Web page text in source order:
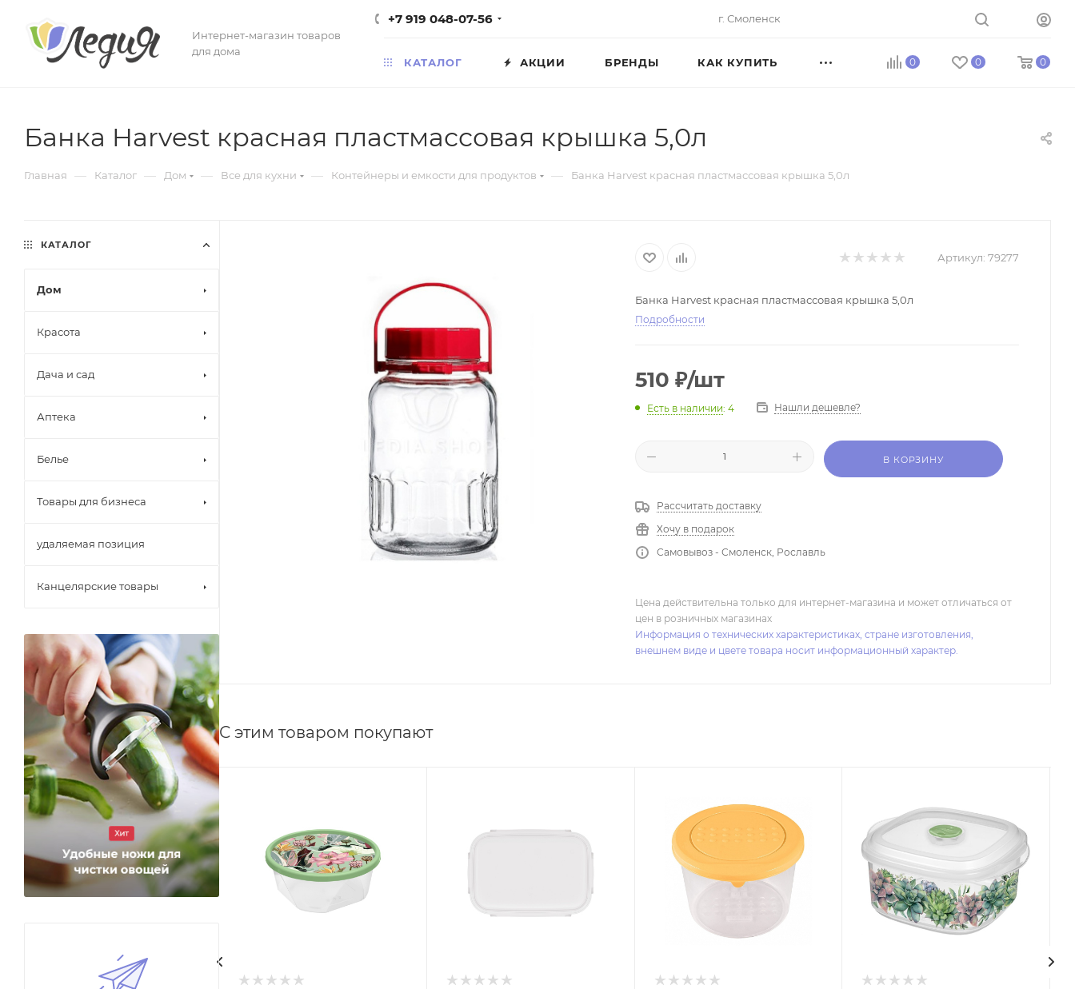
Интернет-магазин товаров
для дома
+7 919 048-07-56 г. Смоленск
0 0 0
КАТАЛОГ АКЦИИ БРЕНДЫ КАК КУПИТЬ
Банка Harvest красная пластмассовая крышка 5,0л
Главная — Каталог — Дом — Все для кухни — Контейнеры и емкости для продуктов — Банка Harvest красная пластмассовая крышка 5,0л
Артикул: 79277
Банка Harvest красная пластмассовая крышка 5,0л
Подробности
510 ₽/шт
Есть в наличии: 4 Нашли дешевле?
В КОРЗИНУ
Рассчитать доставку
Хочу в подарок
Самовывоз - Смоленск, Рославль
Цена действительна только для интернет-магазина и может отличаться от
цен в розничных магазинах
Информация о технических характеристиках, стране изготовления,
внешнем виде и цвете товара носит информационный характер.
С этим товаром покупают
КАТАЛОГ
Дом
Красота
Дача и сад
Аптека
Белье
Товары для бизнеса
удаляемая позиция
Канцелярские товары